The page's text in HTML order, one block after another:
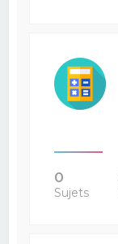
0
Sujets